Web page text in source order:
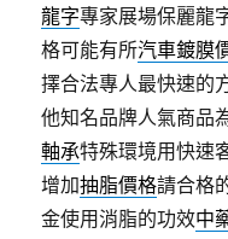
龍字專家展場保麗龍
格可能有所汽車鍍膜
擇合法專人最快速的
他知名品牌人氣商品
軸承特殊環境用快速
增加抽脂價格請合格
金使用消脂的功效中